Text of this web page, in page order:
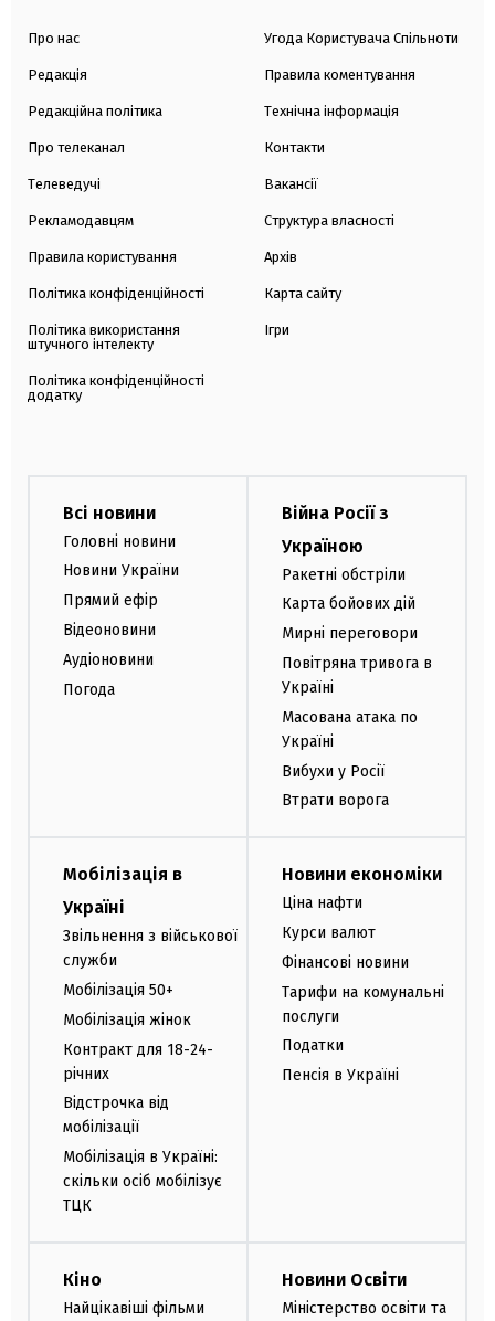
Про нас
Редакція
Редакційна політика
Про телеканал
Телеведучі
Рекламодавцям
Правила користування
Політика конфіденційності
Політика використання
штучного інтелекту
Політика конфіденційності
додатку
Угода Користувача Спільноти
Правила коментування
Технічна інформація
Контакти
Вакансії
Структура власності
Архів
Карта сайту
Ігри
Всі новини
Головні новини
Новини України
Прямий ефір
Відеоновини
Аудіоновини
Погода
Війна Росії з
Україною
Ракетні обстріли
Карта бойових дій
Мирні переговори
Повітряна тривога в
Україні
Масована атака по
Україні
Вибухи у Росії
Втрати ворога
Мобілізація в
Україні
Звільнення з військової
служби
Мобілізація 50+
Мобілізація жінок
Контракт для 18-24-
річних
Відстрочка від
мобілізації
Мобілізація в Україні:
скільки осіб мобілізує
ТЦК
Новини економіки
Ціна нафти
Курси валют
Фінансові новини
Тарифи на комунальні
послуги
Податки
Пенсія в Україні
Кіно
Найцікавіші фільми
Новини Освіти
Міністерство освіти та